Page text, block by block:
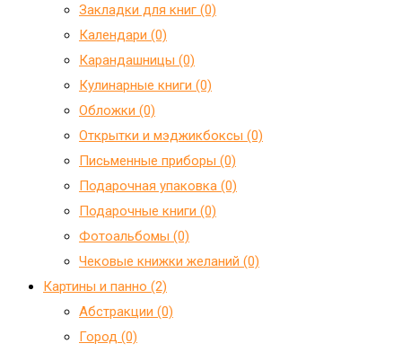
Закладки для книг (0)
Календари (0)
Карандашницы (0)
Кулинарные книги (0)
Обложки (0)
Открытки и мэджикбоксы (0)
Письменные приборы (0)
Подарочная упаковка (0)
Подарочные книги (0)
Фотоальбомы (0)
Чековые книжки желаний (0)
Картины и панно (2)
Абстракции (0)
Город (0)